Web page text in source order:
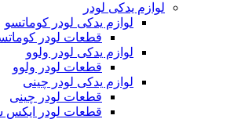
لوازم یدکی لودر
لوازم یدکی لودر کوماتسو
قطعات لودر کوماتسو
لوازم یدکی لودر ولوو
قطعات لودر ولوو
لوازم یدکی لودر چینی
قطعات لودر چینی
قطعات لودر ایکس سی ام جی xcmg